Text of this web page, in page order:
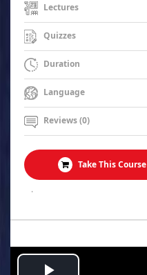
Lectures
Quizzes
Duration
Language
Reviews (0)
Take This Course
.